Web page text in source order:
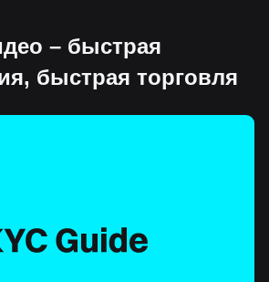
– быстрая
быстрая торговля